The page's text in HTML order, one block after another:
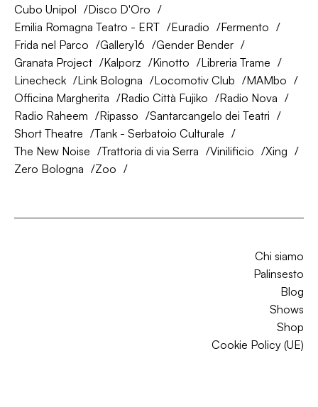
Cubo Unipol
Disco D'Oro
Emilia Romagna Teatro - ERT
Euradio
Fermento
Frida nel Parco
Gallery16
Gender Bender
Granata Project
Kalporz Kinotto
Libreria Trame
Linecheck
Link Bologna Locomotiv Club
MAMbo
Officina Margherita
Radio Città Fujiko
Radio Nova
Radio Raheem
Ripasso
Santarcangelo dei Teatri
Short Theatre
Tank - Serbatoio Culturale
The New Noise
Trattoria di via Serra Vinilificio
Xing
Zero Bologna
Zoo
Chi siamo
Palinsesto
Blog
Shows
Shop
Cookie Policy (UE)